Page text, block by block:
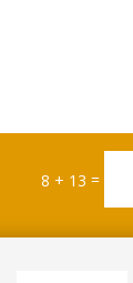
8 + 13 =